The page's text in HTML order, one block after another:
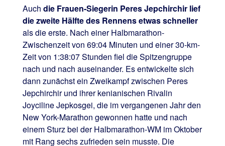
Auch die Frauen-Siegerin Peres Jepchirchir lief
die zweite Hälfte des Rennens etwas schneller
als die erste. Nach einer Halbmarathon-
Zwischenzeit von 69:04 Minuten und einer 30-km-
Zeit von 1:38:07 Stunden fiel die Spitzengruppe
nach und nach auseinander. Es entwickelte sich
dann zunächst ein Zweikampf zwischen Peres
Jepchirchir und ihrer kenianischen Rivalin
Joyciline Jepkosgei, die im vergangenen Jahr den
New York-Marathon gewonnen hatte und nach
einem Sturz bei der Halbmarathon-WM im Oktober
mit Rang sechs zufrieden sein musste. Die